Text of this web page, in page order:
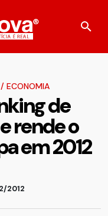
/ ECONOMIA
de
rende o
em 2012
2012